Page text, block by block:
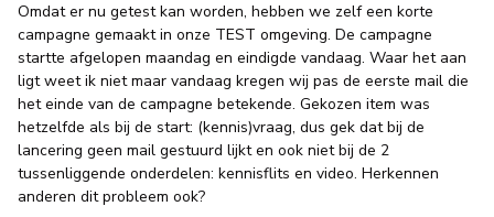
Omdat er nu getest kan worden, hebben we zelf een korte
campagne gemaakt in onze TEST omgeving. De campagne
startte afgelopen maandag en eindigde vandaag. Waar het aan
ligt weet ik niet maar vandaag kregen wij pas de eerste mail die
het einde van de campagne betekende. Gekozen item was
hetzelfde als bij de start: (kennis)vraag, dus gek dat bij de
lancering geen mail gestuurd lijkt en ook niet bij de 2
tussenliggende onderdelen: kennisflits en video. Herkennen
anderen dit probleem ook?